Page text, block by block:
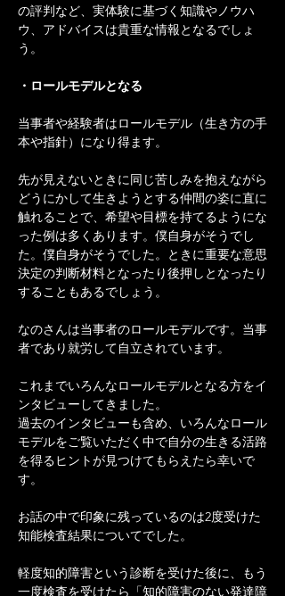
の評判など、実体験に基づく知識やノウハ
ウ、アドバイスは貴重な情報となるでしょ
う。
・ロールモデルとなる
当事者や経験者はロールモデル（生き方の手
本や指針）になり得ます。
先が見えないときに同じ苦しみを抱えながら
どうにかして生きようとする仲間の姿に直に
触れることで、希望や目標を持てるようにな
った例は多くあります。僕自身がそうでし
た。僕自身がそうでした。ときに重要な意思
決定の判断材料となったり後押しとなったり
することもあるでしょう。
なのさんは当事者のロールモデルです。当事
者であり就労して自立されています。
これまでいろんなロールモデルとなる方をイ
ンタビューしてきました。
過去のインタビューも含め、いろんなロール
モデルをご覧いただく中で自分の生きる活路
を得るヒントが見つけてもらえたら幸いで
す。
お話の中で印象に残っているのは2度受けた
知能検査結果についてでした。
軽度知的障害という診断を受けた後に、もう
一度検査を受けたら「知的障害のない発達障